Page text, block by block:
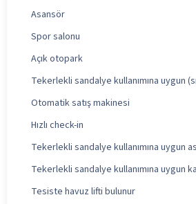
Asansör
Spor salonu
Açık otopark
Tekerlekli sandalye kullanımına uygun
Otomatik satış makinesi
Hızlı check-in
Tekerlekli sandalye kullanımına uygun
Tekerlekli sandalye kullanımına uygun
Tesiste havuz lifti bulunur